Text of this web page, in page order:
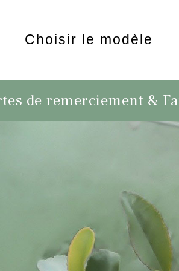
Choisir le modèle
de remerciement &